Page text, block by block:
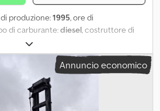
produzione:1995, ore di
di carburante:diesel, costruttore di
di sollevamento: 25.000 kg
J.A.J. Jansen per ulteriori
Annuncio economico